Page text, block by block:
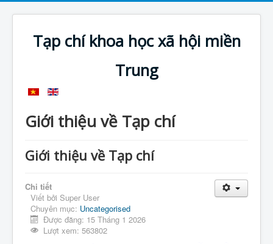
Tạp chí khoa học xã hội miền
Trung
Giới thiệu về Tạp chí
Giới thiệu về Tạp chí
Chi tiết
Viết bởi Super User
Chuyên mục: Uncategorised
Được đăng: 15 Tháng 1 2026
Lượt xem: 563802